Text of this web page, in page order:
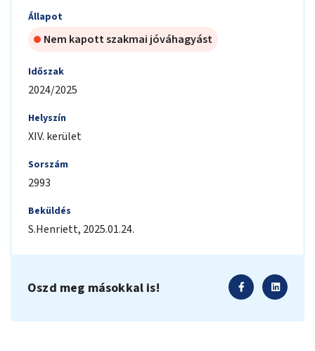
Állapot
Nem kapott szakmai jóváhagyást
Időszak
2024/2025
Helyszín
XIV. kerület
Sorszám
2993
Beküldés
S.Henriett, 2025.01.24.
Oszd meg másokkal is!